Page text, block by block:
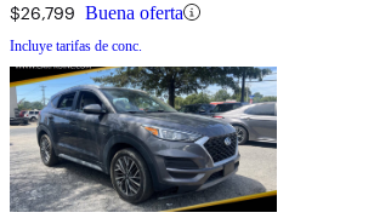
$26,799 Buena oferta
Incluye tarifas de conc.